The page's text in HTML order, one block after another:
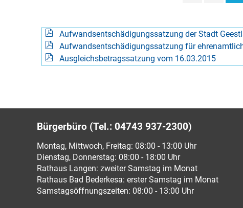
Aufwandsentschädigungssatzung der Stadt
Aufwandsentschädigungssatzung für
Ausgleichsbetragssatzung vom 16.03.2015
Bürgerbüro (Tel.: 04743 937-2300)
Montag, Mittwoch, Freitag: 08:00 - 13:00 Uhr
Dienstag, Donnerstag: 08:00 - 18:00 Uhr
Rathaus Langen: zweiter Samstag im Monat
Rathaus Bad Bederkesa: erster Samstag im Monat
Samstagsöffnungszeiten: 08:00 - 13:00 Uhr